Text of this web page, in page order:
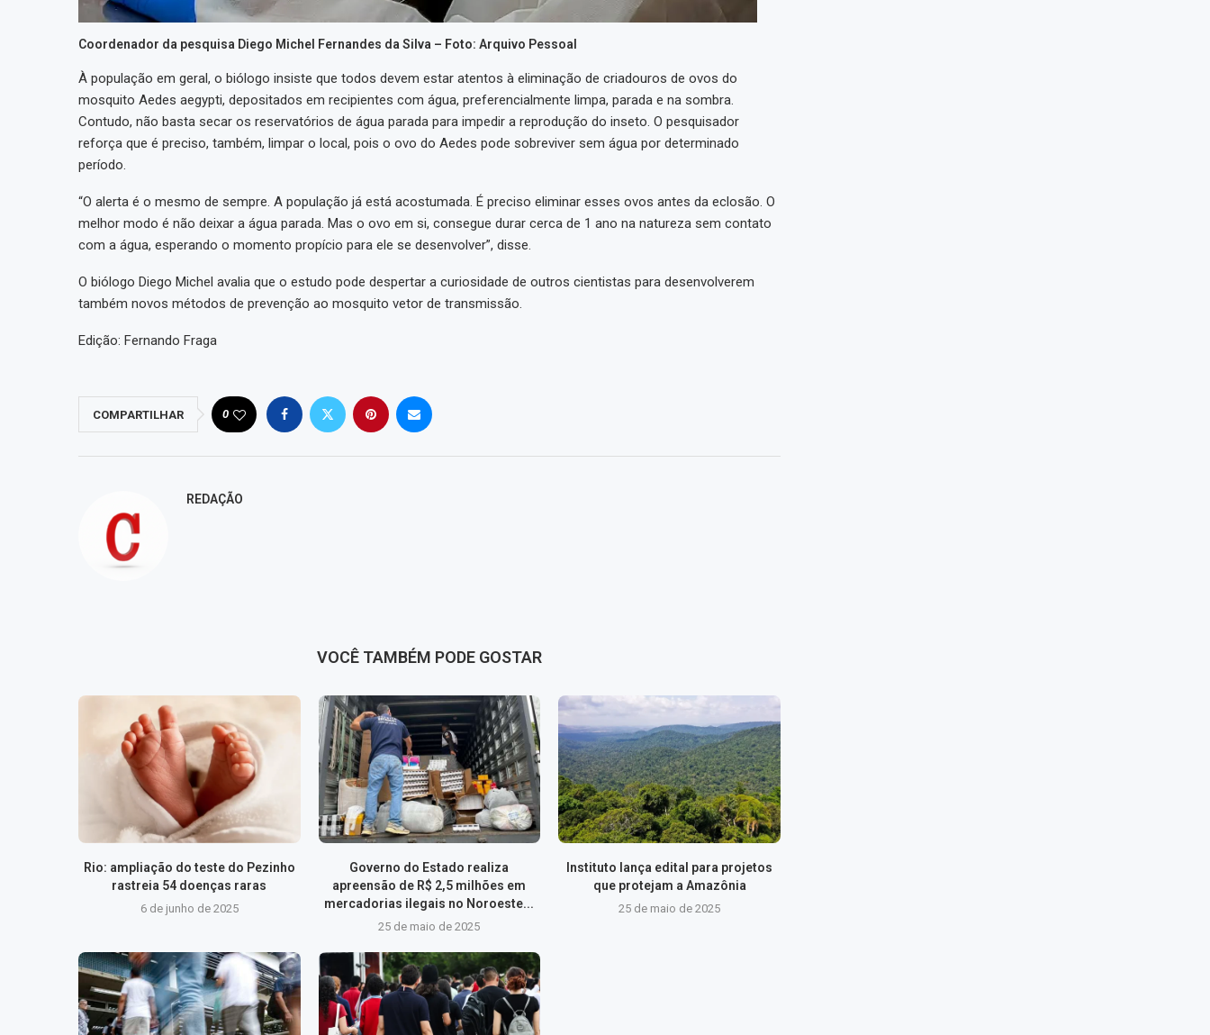
Coordenador da pesquisa Diego Michel Fernandes da Silva – Foto: Arquivo Pessoal
À população em geral, o biólogo insiste que todos devem estar atentos à eliminação de criadouros de ovos do
mosquito Aedes aegypti, depositados em recipientes com água, preferencialmente limpa, parada e na sombra.
Contudo, não basta secar os reservatórios de água parada para impedir a reprodução do inseto. O pesquisador
reforça que é preciso, também, limpar o local, pois o ovo do Aedes pode sobreviver sem água por determinado
período.
“O alerta é o mesmo de sempre. A população já está acostumada. É preciso eliminar esses ovos antes da eclosão. O
melhor modo é não deixar a água parada. Mas o ovo em si, consegue durar cerca de 1 ano na natureza sem contato
com a água, esperando o momento propício para ele se desenvolver”, disse.
O biólogo Diego Michel avalia que o estudo pode despertar a curiosidade de outros cientistas para desenvolverem
também novos métodos de prevenção ao mosquito vetor de transmissão.
Edição: Fernando Fraga
COMPARTILHAR 0
REDAÇÃO
VOCÊ TAMBÉM PODE GOSTAR
Rio: ampliação do teste do Pezinho
rastreia 54 doenças raras
6 de junho de 2025
Governo do Estado realiza
apreensão de R$ 2,5 milhões em
mercadorias ilegais no Noroeste...
25 de maio de 2025
Instituto lança edital para projetos
que protejam a Amazônia
25 de maio de 2025